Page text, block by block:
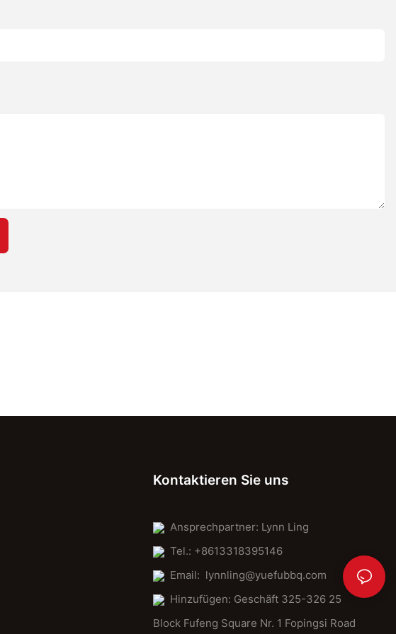
Kontaktieren Sie uns
Ansprechpartner: Lynn Ling
Tel.: +8613318395146
Email: lynnling@yuefubbq.com
Hinzufügen: Geschäft 325-326 25
Block Fufeng Square Nr. 1 Fopingsi Road